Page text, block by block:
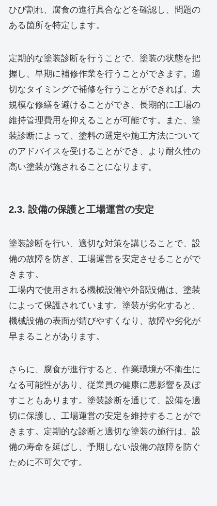
ひび割れ、腐食の進行具合などを確認し、問題の
ある箇所を特定します。
定期的な塗装診断を行うことで、塗装の状態を把
握し、早期に補修作業を行うことができます。適
切なタイミングで補修を行うことができれば、大
規模な修繕を避けることができ、長期的に工場の
維持管理費用を抑えることが可能です。また、塗
装診断によって、塗料の選定や施工方法について
のアドバイスを受けることができ、より耐久性の
高い塗装が施されることになります。
2.3. 設備の保護と工場運営の安定
塗装診断を行い、適切な対策を講じることで、設
備の故障を防ぎ、工場運営を安定させることがで
きます。
工場内で使用される機械設備や外部設備は、塗装
によって保護されています。塗装が劣化すると、
機械設備の表面が錆びやすくなり、故障や劣化が
早まることがあります。
さらに、腐食が進行すると、作業環境が不衛生に
なる可能性があり、従業員の健康に悪影響を及ぼ
すこともあります。塗装診断を通じて、設備を適
切に保護し、工場運営の安定を維持することがで
きます。定期的な診断と適切な塗装の施行は、設
備の寿命を延ばし、予期しない設備の故障を防ぐ
ために不可欠です。